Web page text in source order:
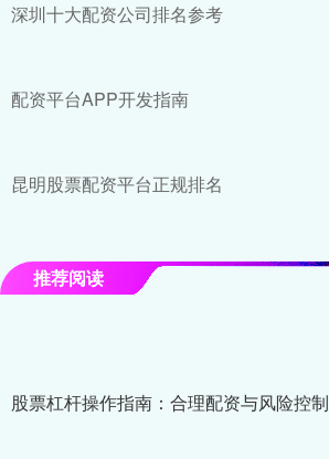
深圳十大配资公司排名参考
配资平台APP开发指南
昆明股票配资平台正规排名
推荐阅读
股票杠杆操作指南：合理配资与风险控制